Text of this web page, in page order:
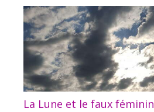
La Lune et le faux féminin